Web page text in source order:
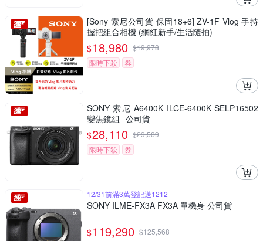
[Sony 索尼公司貨 保固18+6] ZV-1F Vlog 手持
握把組合相機 (網紅新手/生活隨拍)
$18,980 $19,978
限時下殺
券
SONY 索尼 A6400K ILCE-6400K SELP16502
變焦鏡組--公司貨
$28,110 $29,589
限時下殺
券
12/31前滿3萬登記送1212
SONY ILME-FX3A FX3A 單機身 公司貨
$119,290 $125,568